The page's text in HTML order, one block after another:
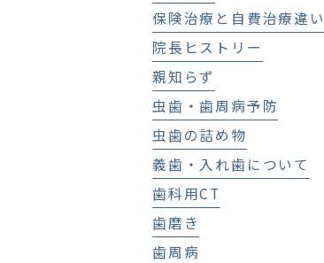
保険治療と自費治療違い
院長ヒストリー
親知らず
虫歯・歯周病予防
虫歯の詰め物
義歯・入れ歯について
歯科用CT
歯磨き
歯周病